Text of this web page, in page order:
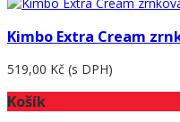
Kimbo Extra Cream
519,00 Kč (s DPH)
Košík